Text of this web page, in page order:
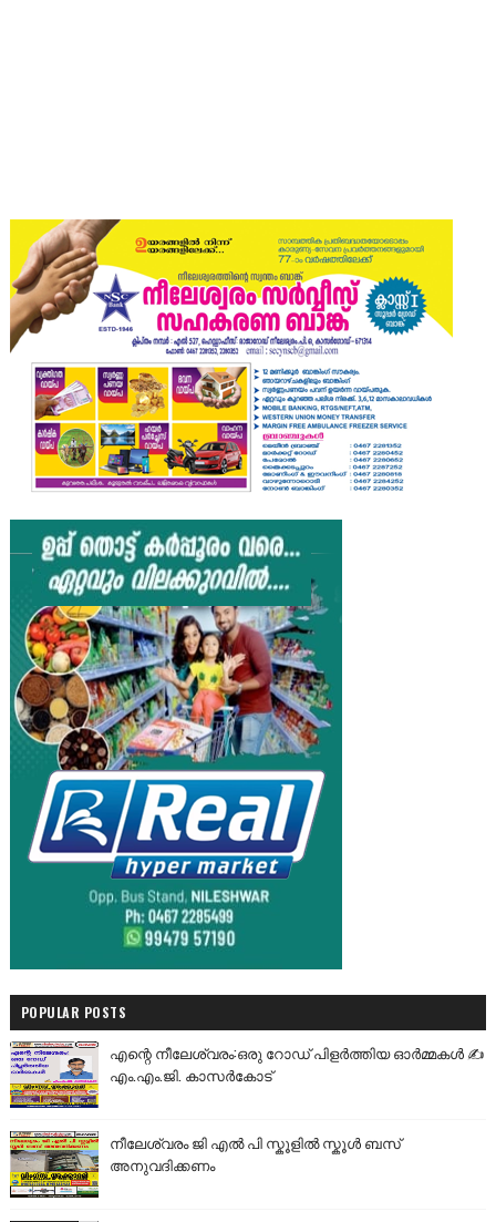
POPULAR POSTS
എന്റെ നീലേശ്വരം:ഒരു റോഡ് പിളർത്തിയ ഓർമ്മകൾ ✍️
എം.എം.ജി. കാസർകോട്
നീലേശ്വരം ജി എൽ പി സ്കൂളിൽ സ്കൂൾ ബസ്
അനുവദിക്കണം